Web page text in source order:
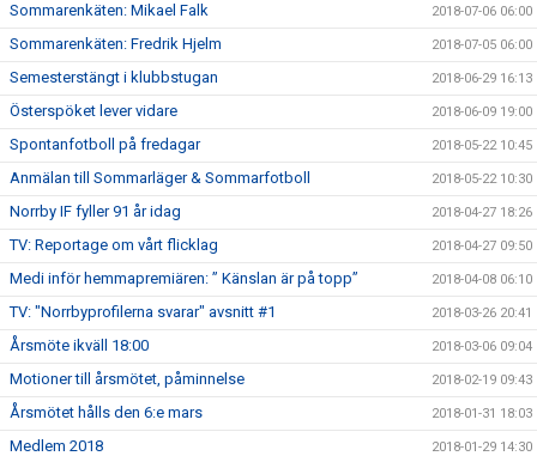
Sommarenkäten: Mikael Falk 2018-07-06 06:00
Sommarenkäten: Fredrik Hjelm 2018-07-05 06:00
Semesterstängt i klubbstugan 2018-06-29 16:13
Österspöket lever vidare 2018-06-09 19:00
Spontanfotboll på fredagar 2018-05-22 10:45
Anmälan till Sommarläger & Sommarfotboll 2018-05-22 10:30
Norrby IF fyller 91 år idag 2018-04-27 18:26
TV: Reportage om vårt flicklag 2018-04-27 09:50
Medi inför hemmapremiären: ” Känslan är på topp” 2018-04-08 06:10
TV: "Norrbyprofilerna svarar" avsnitt #1 2018-03-26 20:41
Årsmöte ikväll 18:00 2018-03-06 09:04
Motioner till årsmötet, påminnelse 2018-02-19 09:43
Årsmötet hålls den 6:e mars 2018-01-31 18:03
Medlem 2018 2018-01-29 14:30